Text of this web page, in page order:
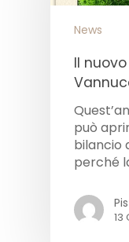
News
Il
può
bilancio
perché
13